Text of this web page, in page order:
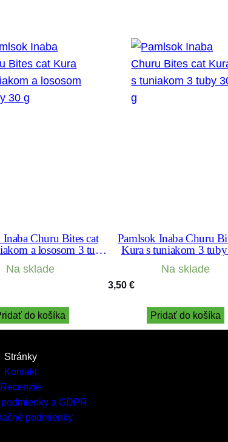
Inaba Churu Bites cat
a lososom 3 tuby
Na sklade
do košíka
Pamlsok Inaba Churu
Kura s tuniakom 3
Na sklade
3,50 €
Pridať do košíka
Stránky
Kontakt
Recenzie
a GDPR
podmienky